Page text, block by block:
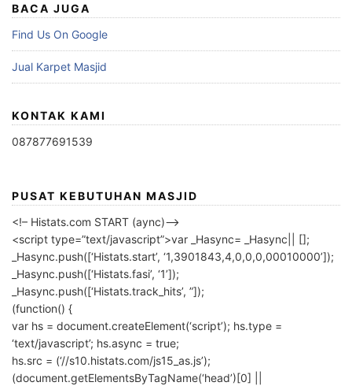
BACA JUGA
Find Us On Google
Jual Karpet Masjid
KONTAK KAMI
087877691539
PUSAT KEBUTUHAN MASJID
<!– Histats.com START (aync)–>
<script type=”text/javascript”>var _Hasync= _Hasync|| [];
_Hasync.push([‘Histats.start’, ‘1,3901843,4,0,0,0,00010000’]);
_Hasync.push([‘Histats.fasi’, ‘1’]);
_Hasync.push([‘Histats.track_hits’, ”]);
(function() {
var hs = document.createElement(‘script’); hs.type =
‘text/javascript’; hs.async = true;
hs.src = (‘//s10.histats.com/js15_as.js’);
(document.getElementsByTagName(‘head’)[0] ||